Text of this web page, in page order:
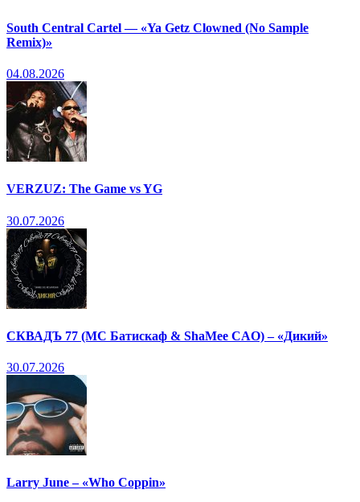
South Central Cartel — «Ya Getz Clowned (No Sample
Remix)»
04.08.2026
VERZUZ: The Game vs YG
30.07.2026
СКВАДЪ 77 (МС Батискаф & ShaMee CAO) – «Дикий»
30.07.2026
Larry June – «Who Coppin»